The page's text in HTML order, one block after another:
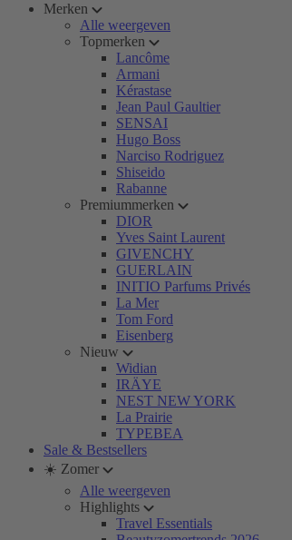
Merken
Alle weergeven
Topmerken
Lancôme
Armani
Kérastase
Jean Paul Gaultier
SENSAI
Hugo Boss
Narciso Rodriguez
Shiseido
Rabanne
Premiummerken
DIOR
Yves Saint Laurent
GIVENCHY
GUERLAIN
INITIO Parfums Privés
La Mer
Tom Ford
Eisenberg
Nieuw
Widian
IRÄYE
NEST NEW YORK
La Prairie
TYPEBEA
Sale & Bestsellers
☀️ Zomer
Alle weergeven
Highlights
Travel Essentials